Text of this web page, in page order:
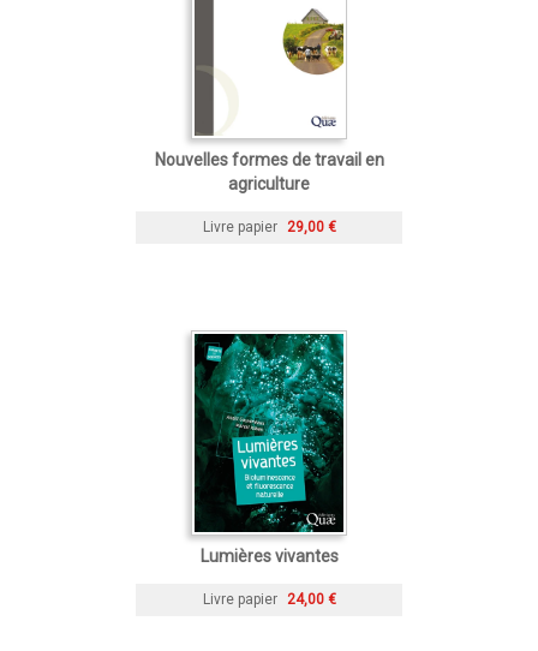
Nouvelles formes de travail en
agriculture
Livre papier 29,00 €
Lumières vivantes
Livre papier 24,00 €